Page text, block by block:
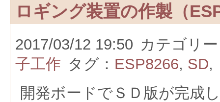
ロギング装置の作製（
2017/03/12 19:50 カテゴリ
子工作 タグ： ESP8266, SD,
開発ボードでＳＤ版が完成